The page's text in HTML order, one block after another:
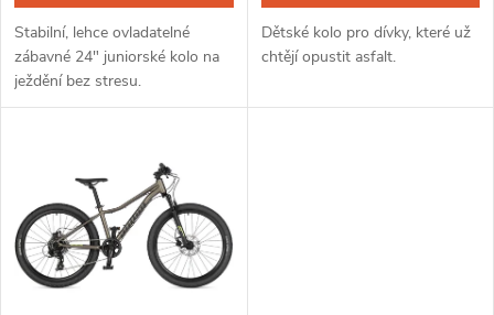
d
u
ů
d
u
t
ů
Stabilní, lehce ovladatelné
zábavné 24" juniorské kolo na
ježdění bez stresu.
Dětské kolo pro dívky, které už
chtějí opustit asfalt.